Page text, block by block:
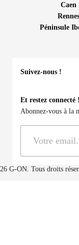
Caen
Rennes
Péninsule
G-ON. Tous droits
Suivez-nous !
Et restez connecté !
Abonnez-vous à la